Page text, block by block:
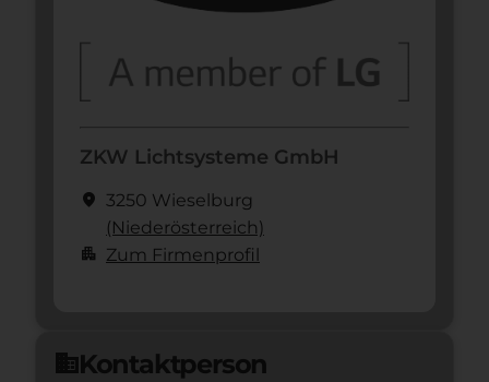
ZKW Lichtsysteme GmbH
location_on 3250 Wieselburg
(Nieder­österreich)
apartment Zum Firmenprofil
domainKontaktperson